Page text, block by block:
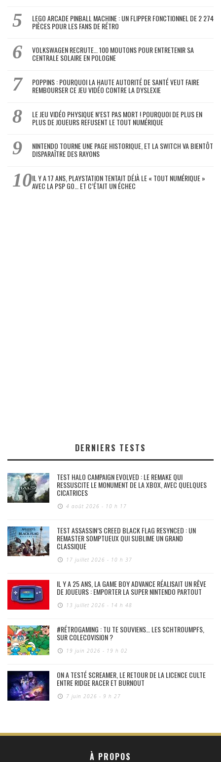
LEGO ARCADE PINBALL MACHINE : UN FLIPPER FONCTIONNEL DE 2 274
PIÈCES POUR LES FANS DE RÉTRO
VOLKSWAGEN RECRUTE… 100 MOUTONS POUR ENTRETENIR SA
CENTRALE SOLAIRE EN POLOGNE
POPPINS : POURQUOI LA HAUTE AUTORITÉ DE SANTÉ VEUT FAIRE
REMBOURSER CE JEU VIDÉO CONTRE LA DYSLEXIE
LE JEU VIDÉO PHYSIQUE N’EST PAS MORT ! POURQUOI DE PLUS EN
PLUS DE JOUEURS REFUSENT LE TOUT NUMÉRIQUE
NINTENDO TOURNE UNE PAGE HISTORIQUE, ET LA SWITCH VA BIENTÔT
DISPARAÎTRE DES RAYONS
IL Y A 17 ANS, PLAYSTATION TENTAIT DÉJÀ LE « TOUT NUMÉRIQUE »
AVEC LA PSP GO… ET C’ÉTAIT UN ÉCHEC
DERNIERS TESTS
TEST HALO CAMPAIGN EVOLVED : LE REMAKE QUI
RESSUSCITE LE MONUMENT DE LA XBOX, AVEC QUELQUES
CICATRICES
4 août 2026 - 10 h 17
TEST ASSASSIN’S CREED BLACK FLAG RESYNCED : UN
REMASTER SOMPTUEUX QUI SUBLIME UN GRAND
CLASSIQUE
17 juillet 2026 - 10 h 37
IL Y A 25 ANS, LA GAME BOY ADVANCE RÉALISAIT UN RÊVE
DE JOUEURS : EMPORTER LA SUPER NINTENDO PARTOUT
13 juillet 2026 - 14 h 48
#RÉTROGAMING : TU TE SOUVIENS… LES SCHTROUMPFS,
SUR COLECOVISION ?
19 juin 2026 - 19 h 02
ON A TESTÉ SCREAMER, LE RETOUR DE LA LICENCE CULTE
ENTRE RIDGE RACER ET BURNOUT
7 juin 2026 - 9 h 27
À PROPOS